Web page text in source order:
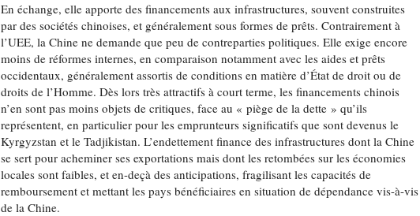
En échange, elle apporte des financements aux infrastructures, souvent construites
par des sociétés chinoises, et généralement sous formes de prêts. Contrairement à
l’UEE, la Chine ne demande que peu de contreparties politiques. Elle exige encore
moins de réformes internes, en comparaison notamment avec les aides et prêts
occidentaux, généralement assortis de conditions en matière d’État de droit ou de
droits de l’Homme. Dès lors très attractifs à court terme, les financements chinois
n’en sont pas moins objets de critiques, face au « piège de la dette » qu’ils
représentent, en particulier pour les emprunteurs significatifs que sont devenus le
Kyrgyzstan et le Tadjikistan. L’endettement finance des infrastructures dont la Chine
se sert pour acheminer ses exportations mais dont les retombées sur les économies
locales sont faibles, et en-deçà des anticipations, fragilisant les capacités de
remboursement et mettant les pays bénéficiaires en situation de dépendance vis-à-vis
de la Chine.